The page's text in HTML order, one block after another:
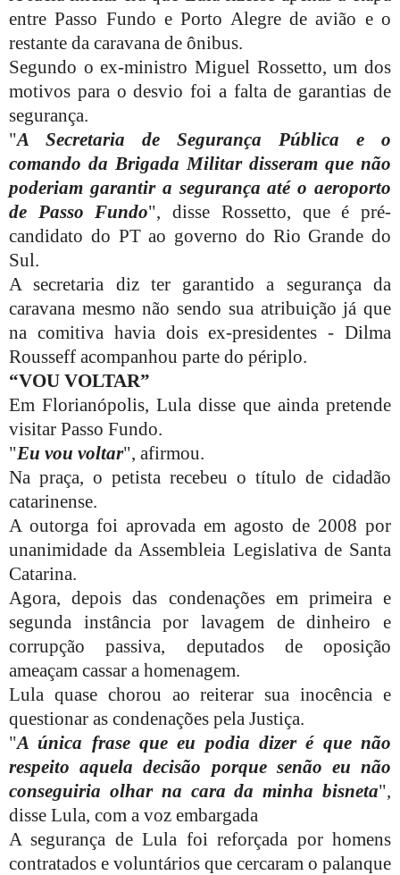
entre Passo Fundo e Porto Alegre de avião e o
restante da caravana de ônibus.
Segundo o ex-ministro Miguel Rossetto, um dos
motivos para o desvio foi a falta de garantias de
segurança.
"A Secretaria de Segurança Pública e o
comando da Brigada Militar disseram que não
poderiam garantir a segurança até o aeroporto
de Passo Fundo", disse Rossetto, que é pré-
candidato do PT ao governo do Rio Grande do
Sul.
A secretaria diz ter garantido a segurança da
caravana mesmo não sendo sua atribuição já que
na comitiva havia dois ex-presidentes - Dilma
Rousseff acompanhou parte do périplo.
“VOU VOLTAR”
Em Florianópolis, Lula disse que ainda pretende
visitar Passo Fundo.
"Eu vou voltar", afirmou.
Na praça, o petista recebeu o título de cidadão
catarinense.
A outorga foi aprovada em agosto de 2008 por
unanimidade da Assembleia Legislativa de Santa
Catarina.
Agora, depois das condenações em primeira e
segunda instância por lavagem de dinheiro e
corrupção passiva, deputados de oposição
ameaçam cassar a homenagem.
Lula quase chorou ao reiterar sua inocência e
questionar as condenações pela Justiça.
"A única frase que eu podia dizer é que não
respeito aquela decisão porque senão eu não
conseguiria olhar na cara da minha bisneta",
disse Lula, com a voz embargada
A segurança de Lula foi reforçada por homens
contratados e voluntários que cercaram o palanque